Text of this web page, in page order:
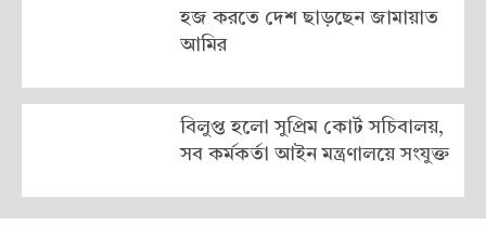
হজ করতে দেশ ছাড়ছেন জামায়াত
আমির
বিলুপ্ত হলো সুপ্রিম কোর্ট সচিবালয়,
সব কর্মকর্তা আইন মন্ত্রণালয়ে সংযুক্ত